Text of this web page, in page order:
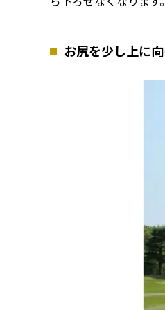
お尻を少し上に